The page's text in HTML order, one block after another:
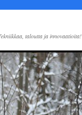
taloutta ja innovaatioita!